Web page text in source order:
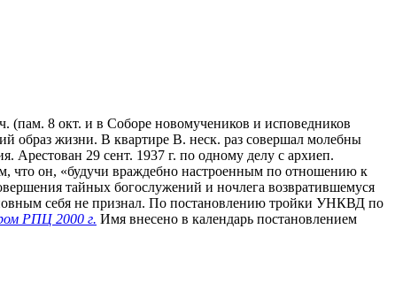
8 окт. и в Соборе новомучеников и исповедников
образ жизни. В квартире В. неск. раз совершал молебны
Арестован 29 сент. 1937 г. по одному делу с архиеп.
что он, «будучи враждебно настроенным по отношению к
тайных богослужений и ночлега возвратившемуся
себя не признал. По постановлению тройки УНКВД по
РПЦ 2000 г. Имя внесено в календарь постановлением